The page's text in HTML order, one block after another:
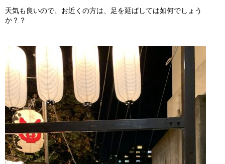
天気も良いので、お近くの方は、足を延ばしては如何でしょう
か？？